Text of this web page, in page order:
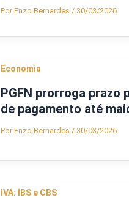
PorEnzo Bernardes / 30/03/2026
Economia
PGFN prorroga prazo
de pagamento até
PorEnzo Bernardes / 30/03/2026
IVA: IBS e CBS